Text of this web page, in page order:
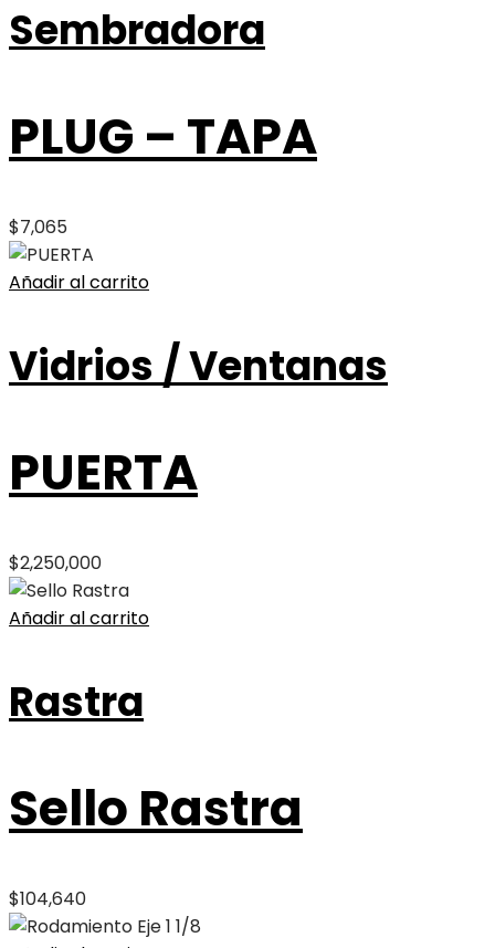
Sembradora
PLUG – TAPA
$7,065
Añadir al carrito
Vidrios / Ventanas
PUERTA
$2,250,000
Añadir al carrito
Rastra
Sello Rastra
$104,640